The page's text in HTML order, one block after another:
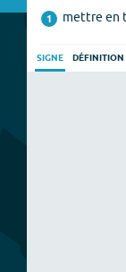
1 mettre en
SIGNE DÉFINITION